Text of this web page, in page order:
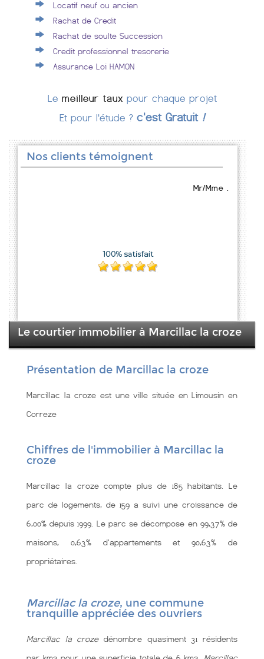
Locatif neuf ou ancien
Rachat de Credit
Rachat de soulte Succession
Credit professionnel tresorerie
Assurance Loi HAMON
Le meilleur taux pour chaque projet
Et pour l'étude ? c'est Gratuit !
Nos clients témoignent
Mr/Mme .
Le courtier immobilier à Marcillac la croze
Présentation de Marcillac la croze
Marcillac la croze est une ville située en Limousin en
Correze
Chiffres de l'immobilier à Marcillac la
croze
Marcillac la croze compte plus de 185 habitants. Le
parc de logements, de 159 a suivi une croissance de
6,00% depuis 1999. Le parc se décompose en 99,37% de
maisons, 0,63% d'appartements et 90,63% de
propriétaires.
Marcillac la croze, une commune
tranquille appréciée des ouvriers
Marcillac la crozedénombre quasiment 31 résidents